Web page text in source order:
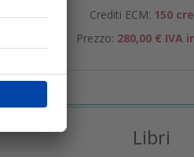
Crediti ECM: 150
Prezzo: 280,00 € IVA
Libri